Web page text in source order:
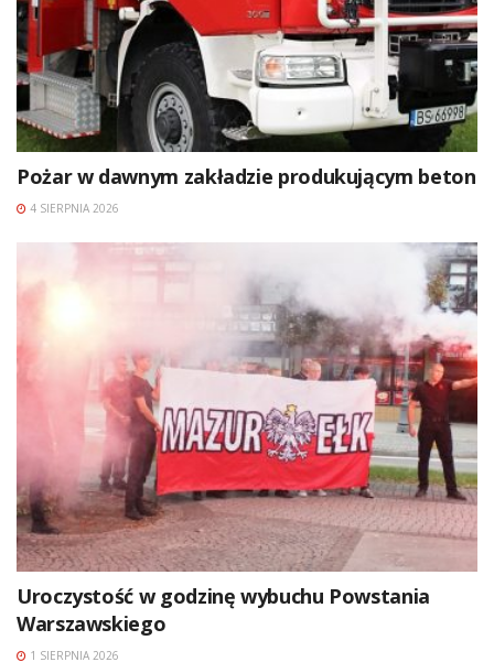
Pożar w dawnym zakładzie produkującym beton
4 SIERPNIA 2026
Uroczystość w godzinę wybuchu Powstania
Warszawskiego
1 SIERPNIA 2026